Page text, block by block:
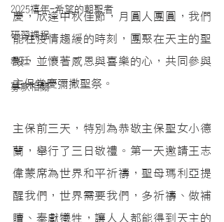
2025禧年-希望的朝聖者
研習課程
教廷
募款相關
慶，欣逢中秋佳節，月圓人團圓，我們
能在疫情趨緩的時刻，團聚在天主的聖
殿，並懷著感恩與喜樂的心，共同參與
主保堂慶彌撒聖祭。
主保前三天，特別為恭敬主保聖女小德
蘭，舉行了三日敬禮。第一天邀請王志
偉蒙席為世界和平祈禱，聖母瑪利亞提
醒我們，世界需要我們，多祈禱、做補
贖、奉獻犧牲，讓人人都能得到天主的